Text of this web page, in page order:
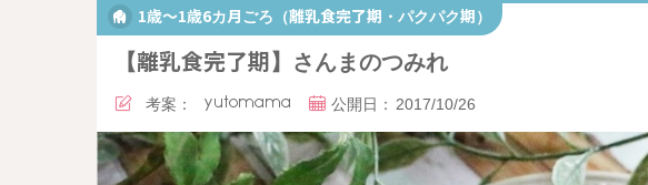
1歳～1歳6カ月ごろ（離乳食完了期・パクパク期）
【離乳食完了期】さんまのつみれ
考案： yutomama 公開日： 2017/10/26